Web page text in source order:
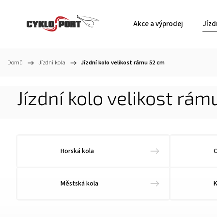
Akce a výprodej
Domů / Jízdní kola / Jízdní kolo velikost rámu 52 cm
Jízdní kolo velikost
Horská kola
Městská kola